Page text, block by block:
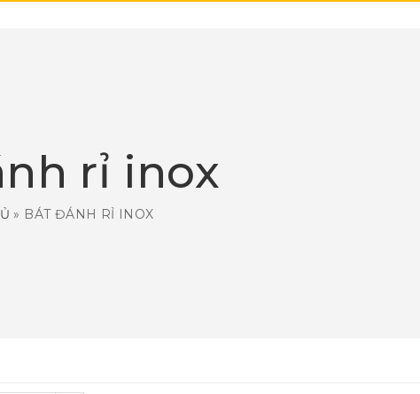
rỉ inox
» BÁT ĐÁNH RỈ INOX